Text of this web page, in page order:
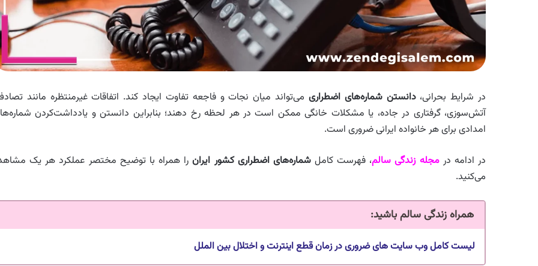
در شرایط بحرانی،دانستن شماره‌های اضطراری می‌تواند میان نجات و فاجعه تفاوت ایجاد کند. اتفاقات غیرمنتظره مانند
آتش‌سوزی، گرفتاری در جاده، یا مشکلات خانگی ممکن است در هر لحظه رخ دهند؛ بنابراین دانستن و یادداشت‌کردن
امدادی برای هر خانواده ایرانی ضروری است.
در ادامه درمجله زندگی سالم، فهرست کاملشماره‌های اضطراری کشور ایرانرا همراه با توضیح مختصر عملکرد هر یک
می‌کنید.
همراه زندگی سالم باشید:
لیست کامل وب‌ سایت‌ های ضروری در زمان قطع اینترنت و اختلال بین‌ الملل